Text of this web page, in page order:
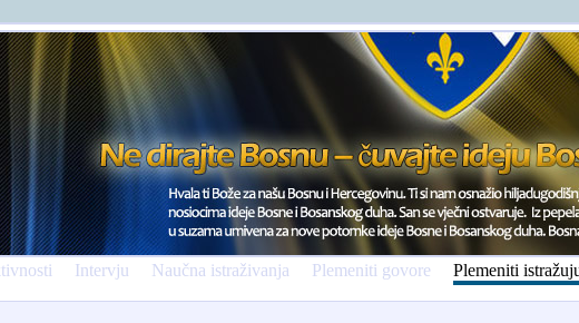
Intervju Naučna istraživanja Plemeniti govore Plemeniti